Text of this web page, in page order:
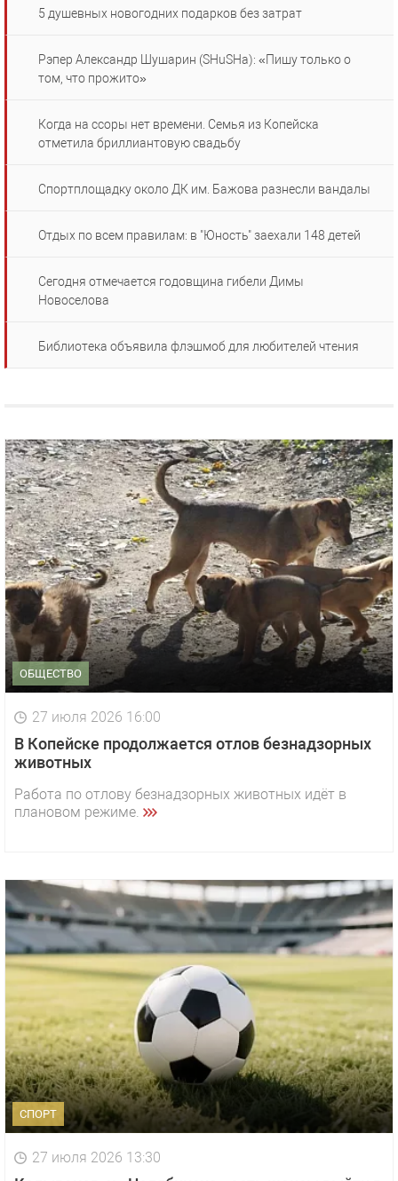
5 душевных новогодних подарков без затрат
Рэпер Александр Шушарин (SHuSHa): «Пишу только о
том, что прожито»
Когда на ссоры нет времени. Семья из Копейска
отметила бриллиантовую свадьбу
Спортплощадку около ДК им. Бажова разнесли вандалы
Отдых по всем правилам: в "Юность" заехали 148 детей
Сегодня отмечается годовщина гибели Димы
Новоселова
Библиотека объявила флэшмоб для любителей чтения
ОБЩЕСТВО
27 июля 2026 16:00
В Копейске продолжается отлов безнадзорных
животных
Работа по отлову безнадзорных животных идёт в
плановом режиме.
СПОРТ
27 июля 2026 13:30